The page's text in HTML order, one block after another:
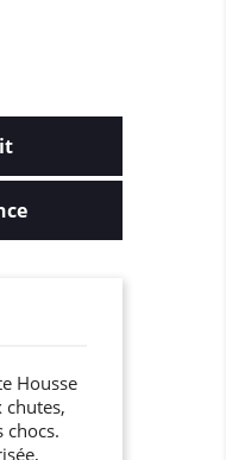
Housse
chutes,
chocs.